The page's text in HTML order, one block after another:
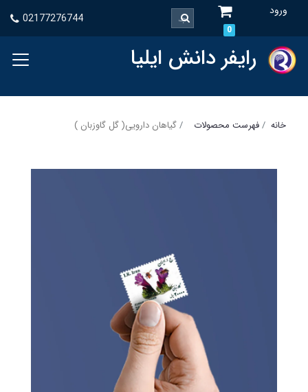
ورود
0
02177276744
رایفر دانش ایلیا
خانه فهرست محصولات گیاهان دارویی( گل گاوزبان )